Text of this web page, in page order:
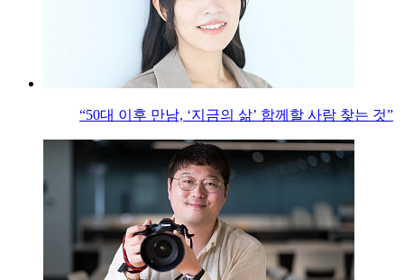
“50대 이후 만남, ‘지금의 삶’ 함께할 사람 찾는 것”